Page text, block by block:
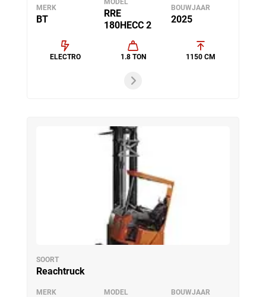
MERK
BT
MODEL
RRE
180HECC 2
BOUWJAAR
2025
ELECTRO 1.8 TON 1150 CM
SOORT
Reachtruck
MERK MODEL BOUWJAAR